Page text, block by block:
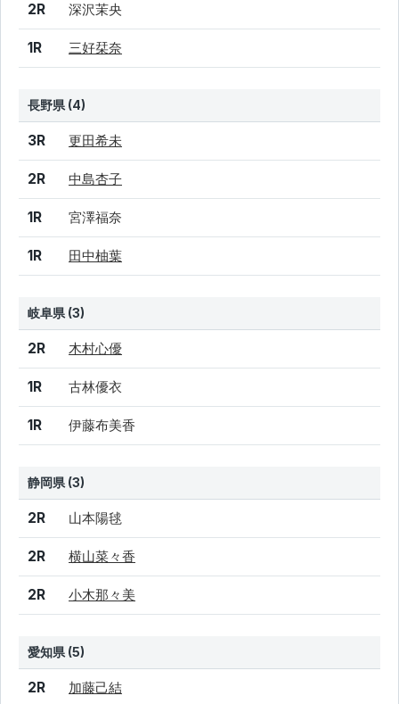
結果 シード 選手名
2R 深沢茉央
1R 三好栞奈
長野県 (4)
結果 シード 選手名
3R 更田希未
2R 中島杏子
1R 宮澤福奈
1R 田中柚葉
岐阜県 (3)
結果 シード 選手名
2R 木村心優
1R 古林優衣
1R 伊藤布美香
静岡県 (3)
結果 シード 選手名
2R 山本陽毬
2R 横山菜々香
2R 小木那々美
愛知県 (5)
結果 シード 選手名
2R 加藤己結